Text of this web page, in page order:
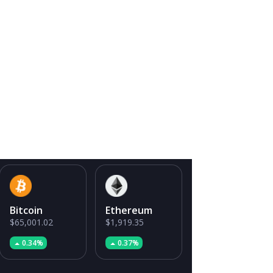
Bitcoin
$65,001.02
0.34%
Ethereum
$1,919.35
0.37%